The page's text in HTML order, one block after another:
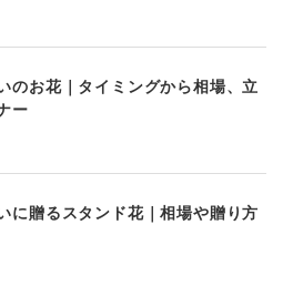
のお花｜タイミングから相場、立
ー
に贈るスタンド花｜相場や贈り方